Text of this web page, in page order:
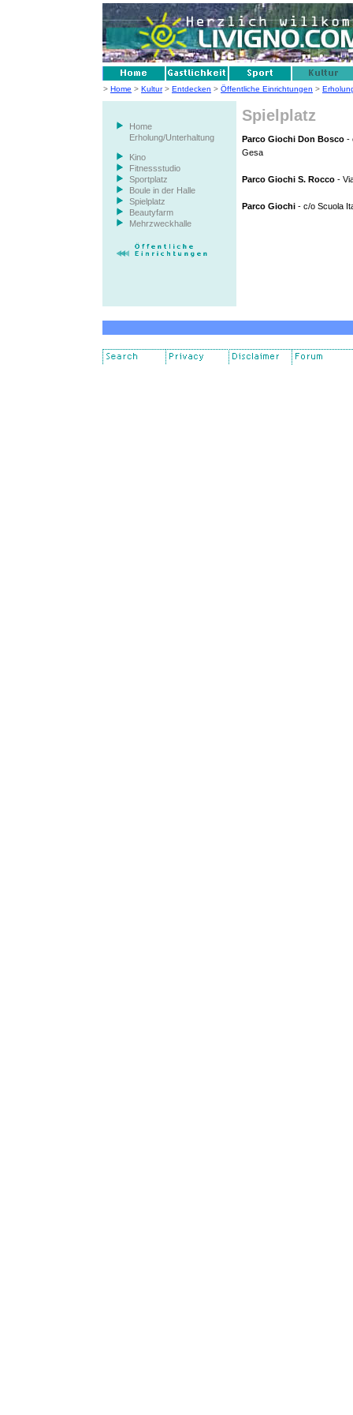
> Home > Kultur> Entdecken > Öffentliche Einrichtungen >
Home
Erholung/Unterhaltung
Kino
Fitnessstudio
Sportplatz
Boule in der Halle
Spielplatz
Beautyfarm
Mehrzweckhalle
Spielplatz
Parco Giochi Don Bosco -
Gesa
Parco Giochi S. Rocco -
Parco Giochi - c/o Scuola